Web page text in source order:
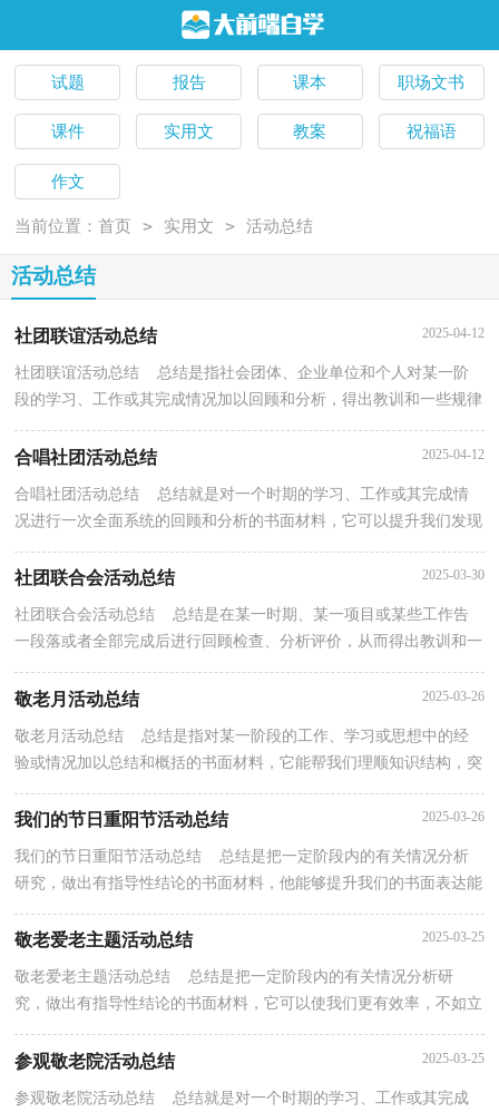
试题 报告 课本 职场文书
课件 实用文 教案 祝福语
作文
当前位置：首页 > 实用文 > 活动总结
活动总结
社团联谊活动总结 2025-04-12
社团联谊活动总结 总结是指社会团体、企业单位和个人对某一阶
段的学习、工作或其完成情况加以回顾和分析，得出教训和一些规律
性认识的一种书面材料，它在我们的学习、工作中...
合唱社团活动总结 2025-04-12
合唱社团活动总结 总结就是对一个时期的学习、工作或其完成情
况进行一次全面系统的回顾和分析的书面材料，它可以提升我们发现
社团联合会活动总结 2025-03-30
社团联合会活动总结 总结是在某一时期、某一项目或某些工作告
一段落或者全部完成后进行回顾检查、分析评价，从而得出教训和一
些规律性认识的一种书面材料，它可使零星的、肤...
敬老月活动总结 2025-03-26
敬老月活动总结 总结是指对某一阶段的工作、学习或思想中的经
验或情况加以总结和概括的书面材料，它能帮我们理顺知识结构，突
我们的节日重阳节活动总结 2025-03-26
我们的节日重阳节活动总结 总结是把一定阶段内的有关情况分析
研究，做出有指导性结论的书面材料，他能够提升我们的书面表达能
力，因此好好准备一份总结吧。总结怎么写才是正确...
敬老爱老主题活动总结 2025-03-25
敬老爱老主题活动总结 总结是把一定阶段内的有关情况分析研
究，做出有指导性结论的书面材料，它可以使我们更有效率，不如立
即行动起来写一份总结吧。如何把总结做到重点突出呢...
参观敬老院活动总结 2025-03-25
参观敬老院活动总结 总结就是对一个时期的学习、工作或其完成